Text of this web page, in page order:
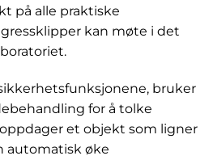
på alle praktiske
kan møte i det
bruker
for å tolke
et objekt som ligner
automatisk øke